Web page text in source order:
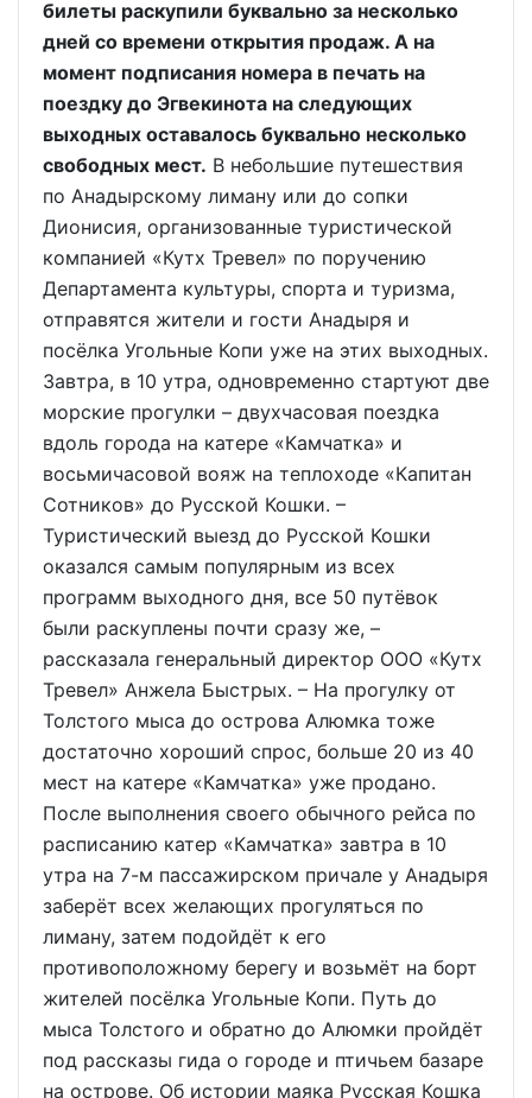
билеты раскупили буквально за несколько
дней со времени открытия продаж. А на
момент подписания номера в печать на
поездку до Эгвекинота на следующих
выходных оставалось буквально несколько
свободных мест. В небольшие путешествия
по Анадырскому лиману или до сопки
Дионисия, организованные туристической
компанией «Кутх Тревел» по поручению
Департамента культуры, спорта и туризма,
отправятся жители и гости Анадыря и
посёлка Угольные Копи уже на этих выходных.
Завтра, в 10 утра, одновременно стартуют две
морские прогулки – двухчасовая поездка
вдоль города на катере «Камчатка» и
восьмичасовой вояж на теплоходе «Капитан
Сотников» до Русской Кошки. –
Туристический выезд до Русской Кошки
оказался самым популярным из всех
программ выходного дня, все 50 путёвок
были раскуплены почти сразу же, –
рассказала генеральный директор ООО «Кутх
Тревел» Анжела Быстрых. – На прогулку от
Толстого мыса до острова Алюмка тоже
достаточно хороший спрос, больше 20 из 40
мест на катере «Камчатка» уже продано.
После выполнения своего обычного рейса по
расписанию катер «Камчатка» завтра в 10
утра на 7-м пассажирском причале у Анадыря
заберёт всех желающих прогуляться по
лиману, затем подойдёт к его
противоположному берегу и возьмёт на борт
жителей посёлка Угольные Копи. Путь до
мыса Толстого и обратно до Алюмки пройдёт
под рассказы гида о городе и птичьем базаре
на острове. Об истории маяка Русская Кошка